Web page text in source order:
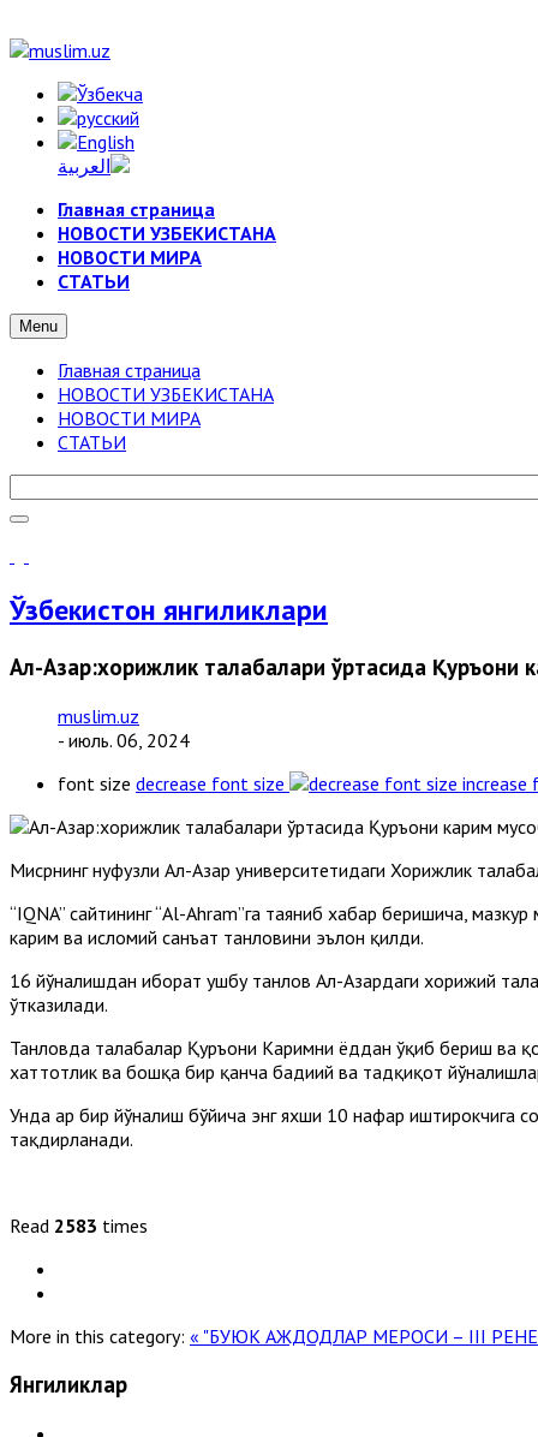
Главная страница
НОВОСТИ УЗБЕКИСТАНА
НОВОСТИ МИРА
СТАТЬИ
Menu
Главная страница
НОВОСТИ УЗБЕКИСТАНА
НОВОСТИ МИРА
СТАТЬИ
Ўзбекистон янгиликлари
Aл-Aзҳар:хорижлик талабалари ўртасида Қуръони
muslim.uz
- июль. 06, 2024
font size decrease font size increase
Мисрнинг нуфузли Aл-Aзҳар университетидаги Хорижлик
“IQNA” сайтининг “Al-Ahram”га таяниб хабар беришича,
карим ва исломий санъат танловини эълон қилди.
16 йўналишдан иборат ушбу танлов Aл-Aзҳардаги хорижий
ўтказилади.
Танловда талабалар Қуръони Каримни ёддан ўқиб бериш ва
хаттотлик ва бошқа бир қанча бадиий ва тадқиқот
Унда ҳар бир йўналиш бўйича энг яхши 10 нафар иштирокчига
тақдирланади.
Read 2583 times
More in this category: « "БУЮК АЖДОДЛАР МЕРОСИ – III
Янгиликлар